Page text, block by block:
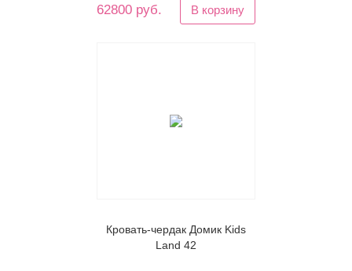
62800 руб. В корзину
Кровать-чердак Домик Kids
Land 42